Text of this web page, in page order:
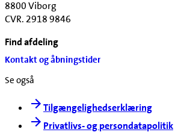
8800 Viborg
CVR. 2918 9846
Find afdeling
Kontakt og åbningstider
Se også
Tilgængelighedserklæring
Privatlivs- og persondatapolitik